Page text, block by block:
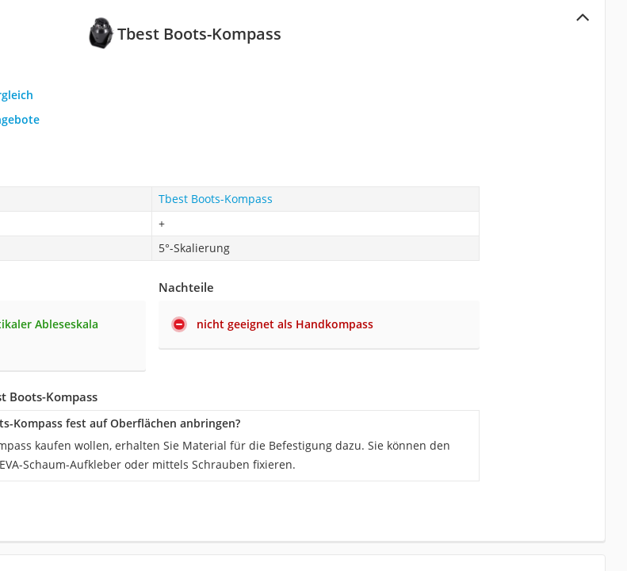
Tbest Boots-Kompass
Tbest Boots-Kompass
+
5°-Skalierung
Ableseskala
Nachteile
nicht geeignet als Handkompass
Boots-Kompass
Kompass fest auf Oberflächen anbringen?
kaufen wollen, erhalten Sie Material für die Befestigung dazu. Sie können den
Schaum-Aufkleber oder mittels Schrauben fixieren.